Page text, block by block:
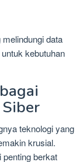
data
kebutuhan
teknologi yang
krusial.
berkat